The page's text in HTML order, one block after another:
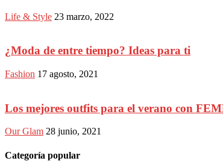
Life & Style 23 marzo, 2022
¿Moda de entre tiempo? Ideas para ti
Fashion 17 agosto, 2021
Los mejores outfits para el verano con
Our Glam 28 junio, 2021
Categoría popular